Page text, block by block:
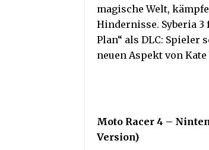
magische Welt,
Hindernisse. Syberia
Plan“ als DLC: Spieler
neuen Aspekt von
Moto Racer 4 –
Version)